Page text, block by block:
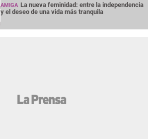
AMIGA La nueva feminidad: entre la independencia
y el deseo de una vida más tranquila